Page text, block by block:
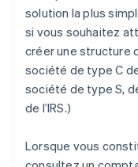
solution la plus
si vous souhaitez
créer une structure
société de type C
société de type S,
de l’IRS.)
Lorsque vous